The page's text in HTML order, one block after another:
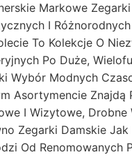
Markowe
I
To Kolekcje O
Po Duże,
Wybór Modnych
Asortymencie
I Wizytowe, Drobne
Zegarki Damskie
Od Renomowanych